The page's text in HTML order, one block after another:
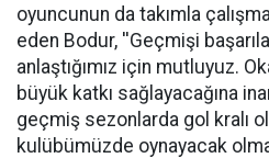
oyuncunun da takımla
eden Bodur, ''Geçmişi
anlaştığımız için mutluyuz.
büyük katkı sağlayacağına
geçmiş sezonlarda gol kralı
kulübümüzde oynayacak